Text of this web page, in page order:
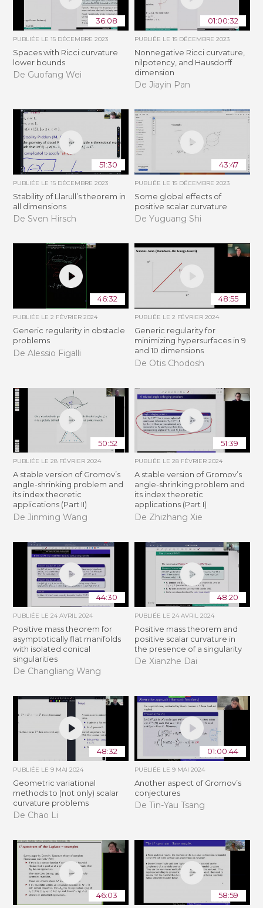
36:08
PUBLIÉE LE15 DÉCEMBRE 2023
Spaces with Ricci curvature
lower bounds
De Guofang Wei
01:00:32
PUBLIÉE LE 15 DÉCEMBRE 2023
Nonnegative Ricci curvature,
nilpotency, and Hausdorff
dimension
De Jiayin Pan
51:30
PUBLIÉE LE15 DÉCEMBRE 2023
Stability of Llarull’s theorem in
all dimensions
De Sven Hirsch
43:47
PUBLIÉE LE 15 DÉCEMBRE 2023
Some global effects of
positive scalar curvature
De Yuguang Shi
46:32
PUBLIÉE LE2 FÉVRIER 2024
Generic regularity in obstacle
problems
De Alessio Figalli
48:55
PUBLIÉE LE 2 FÉVRIER 2024
Generic regularity for
minimizing hypersurfaces in 9
and 10 dimensions
De Otis Chodosh
50:52
PUBLIÉE LE28 FÉVRIER 2024
A stable version of Gromov’s
angle-shrinking problem and
its index theoretic
applications (Part II)
De Jinming Wang
51:39
PUBLIÉE LE 28 FÉVRIER 2024
A stable version of Gromov’s
angle-shrinking problem and
its index theoretic
applications (Part I)
De Zhizhang Xie
44:30
PUBLIÉE LE24 AVRIL 2024
Positive mass theorem for
asymptotically flat manifolds
with isolated conical
singularities
De Changliang Wang
48:20
PUBLIÉE LE 24 AVRIL 2024
Positive mass theorem and
positive scalar curvature in
the presence of a singularity
De Xianzhe Dai
48:32
PUBLIÉE LE9 MAI 2024
Geometric variational
methods to (not only) scalar
curvature problems
De Chao Li
01:00:44
PUBLIÉE LE 9 MAI 2024
Another aspect of Gromov’s
conjectures
De Tin-Yau Tsang
46:03 58:59